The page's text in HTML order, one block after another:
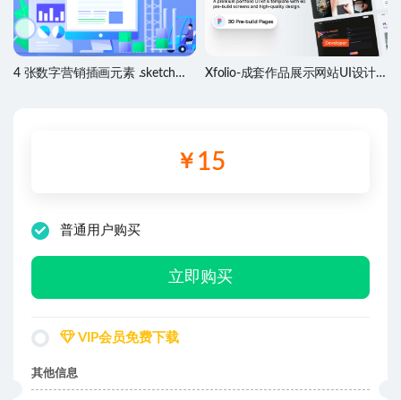
4 张数字营销插画元素 .sketch源
Xfolio-成套作品展示网站UI设计
￥ 15
普通用户购买
立即购买
VIP会员免费下载
其他信息